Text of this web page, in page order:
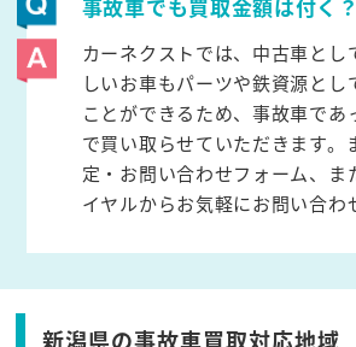
事故車でも買取金額は付く？
カーネクストでは、中古車とし
しいお車もパーツや鉄資源とし
ことができるため、事故車であ
で買い取らせていただきます。
定・お問い合わせフォーム、ま
イヤルからお気軽にお問い合わ
新潟県の事故車買取対応地域